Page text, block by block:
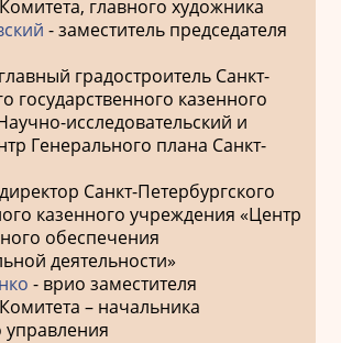
главного художника
- заместитель председателя
градостроитель Санкт-
государственного казенного
исследовательский и
Генерального плана Санкт-
Санкт-Петербургского
казенного учреждения «Центр
обеспечения
деятельности»
- врио заместителя
– начальника